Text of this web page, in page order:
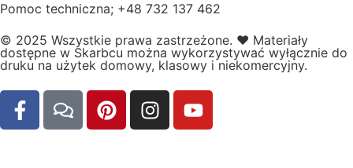
Pomoc techniczna; +48 732 137 462
© 2025 Wszystkie prawa zastrzeżone. ❤️ Materiały
dostępne w Skarbcu można wykorzystywać wyłącznie do
druku na użytek domowy, klasowy i niekomercyjny.